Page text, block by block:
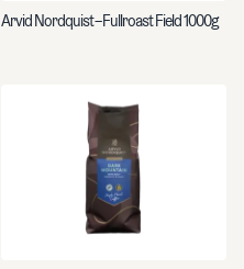
Arvid Nordquist – Fullroast Field 1000g